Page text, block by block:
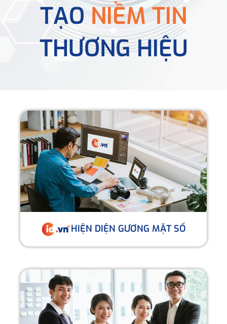
TẠONIỀM TIN
THƯƠNG HIỆU
HIỆN DIỆN GƯƠNG MẶT SỐ